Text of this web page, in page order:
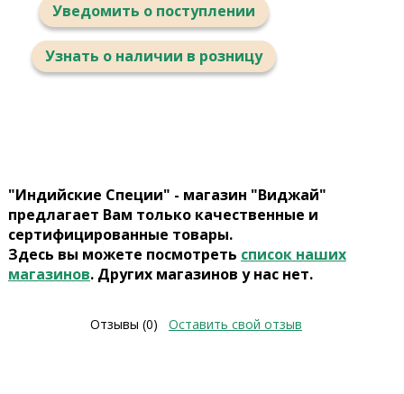
Уведомить о поступлении
Узнать о наличии в розницу
"Индийские Специи" - магазин "Виджай"
предлагает Вам только качественные и
сертифицированные товары.
Здесь вы можете посмотреть список наших
магазинов. Других магазинов у нас нет.
Отзывы (0) Оставить свой отзыв